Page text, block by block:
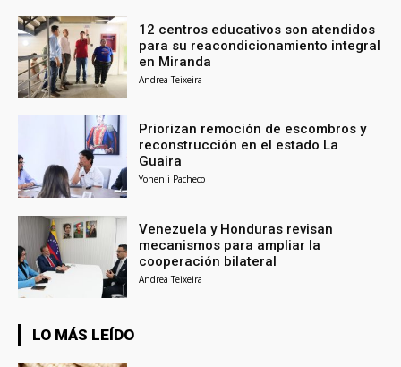
12 centros educativos son atendidos
para su reacondicionamiento integral
en Miranda
Andrea Teixeira
Priorizan remoción de escombros y
reconstrucción en el estado La
Guaira
Yohenli Pacheco
Venezuela y Honduras revisan
mecanismos para ampliar la
cooperación bilateral
Andrea Teixeira
LO MÁS LEÍDO